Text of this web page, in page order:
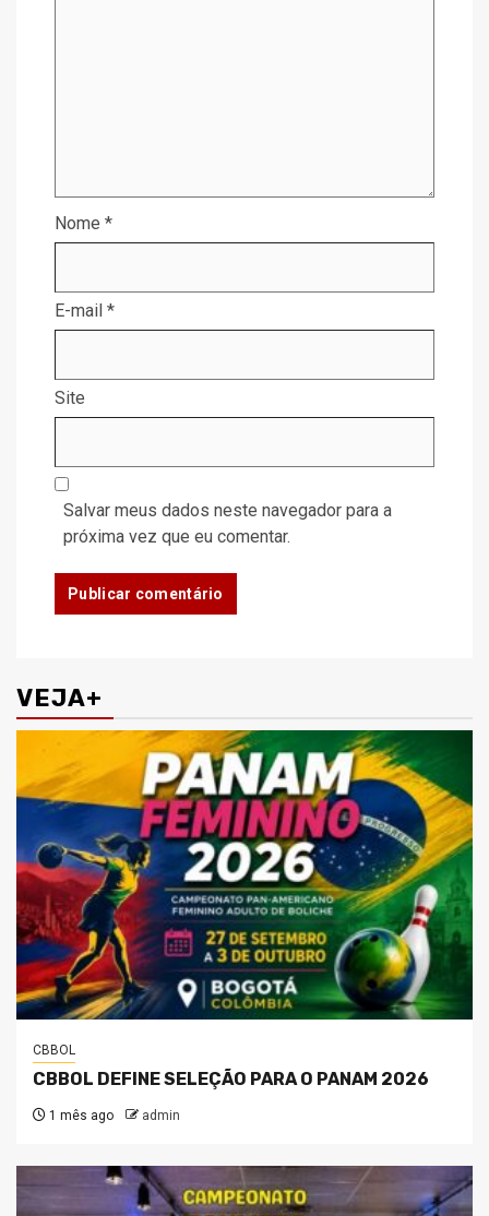
Nome *
E-mail *
Site
Salvar meus dados neste navegador para a
próxima vez que eu comentar.
VEJA+
CBBOL
CBBOL DEFINE SELEÇÃO PARA O PANAM 2026
1 mês ago admin